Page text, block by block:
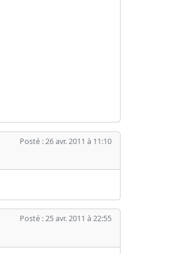
Posté : 26 avr. 2011 à 11:10
Posté : 25 avr. 2011 à 22:55